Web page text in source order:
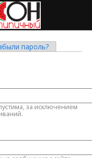
пароль?
за исключением